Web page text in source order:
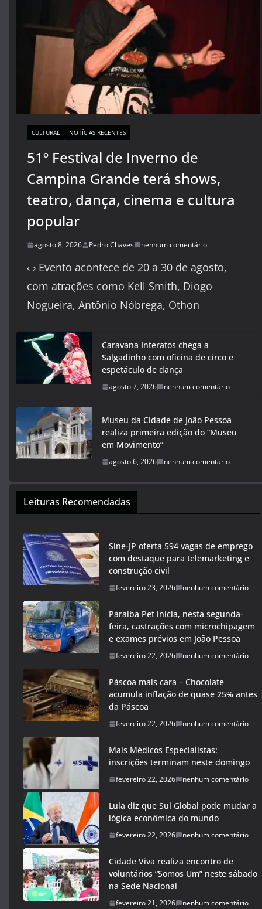
CULTURAL NOTÍCIAS RECENTES
51º Festival de Inverno de
Campina Grande terá shows,
teatro, dança, cinema e cultura
popular
agosto 8, 2026 Pedro Chaves nenhum comentário
‹ › Evento acontece de 20 a 30 de agosto,
com atrações como Kell Smith, Diogo
Nogueira, Antônio Nóbrega, Othon
Caravana Interatos chega a
Salgadinho com oficina de circo e
espetáculo de dança
agosto 7, 2026 nenhum comentário
Museu da Cidade de João Pessoa
realiza primeira edição do “Museu
em Movimento”
agosto 6, 2026 nenhum comentário
Leituras Recomendadas
Sine-JP oferta 594 vagas de emprego
com destaque para telemarketing e
construção civil
fevereiro 23, 2026 nenhum comentário
Paraíba Pet inicia, nesta segunda-
feira, castrações com microchipagem
e exames prévios em João Pessoa
fevereiro 22, 2026 nenhum comentário
Páscoa mais cara – Chocolate
acumula inflação de quase 25% antes
da Páscoa
fevereiro 22, 2026 nenhum comentário
Mais Médicos Especialistas:
inscrições terminam neste domingo
fevereiro 22, 2026 nenhum comentário
Lula diz que Sul Global pode mudar a
lógica econômica do mundo
fevereiro 22, 2026 nenhum comentário
Cidade Viva realiza encontro de
voluntários “Somos Um” neste sábado
na Sede Nacional
fevereiro 21, 2026 nenhum comentário